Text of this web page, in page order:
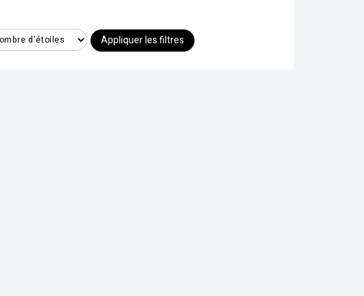
Appliquer les filtres